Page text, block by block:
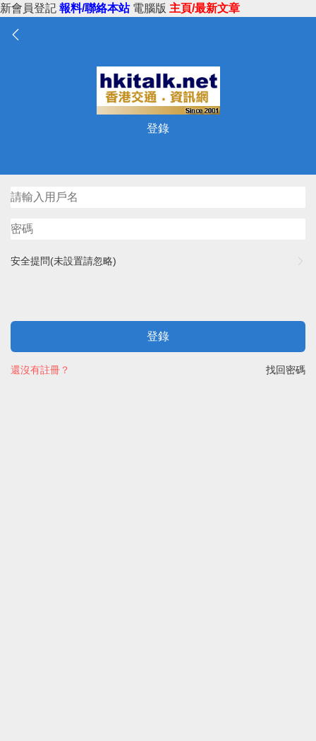
新會員登記 報料/聯絡本站 電腦版 主頁/最新文章
登錄
安全提問(未設置請忽略)
登錄
找回密碼
還沒有註冊？